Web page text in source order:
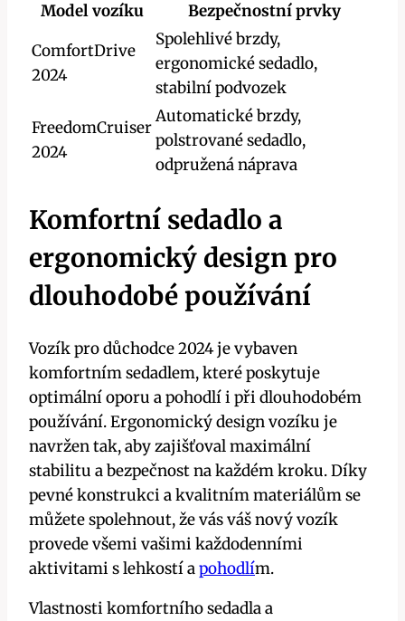
Model vozíku
Bezpečnostní prvky
ComfortDrive
2024
Spolehlivé brzdy,
ergonomické sedadlo,
stabilní podvozek
FreedomCruiser
2024
Automatické brzdy,
polstrované sedadlo,
odpružená náprava
Komfortní sedadlo a
ergonomický design pro
dlouhodobé používání
Vozík pro důchodce 2024 je vybaven
komfortním sedadlem, které poskytuje
optimální oporu a pohodlí i při dlouhodobém
používání. Ergonomický design vozíku je
navržen tak, aby zajišťoval maximální
stabilitu a bezpečnost na každém kroku. Díky
pevné konstrukci a kvalitním materiálům se
můžete spolehnout, že vás váš nový vozík
provede všemi vašimi každodenními
aktivitami s lehkostí apohodlím.
Vlastnosti komfortního sedadla a